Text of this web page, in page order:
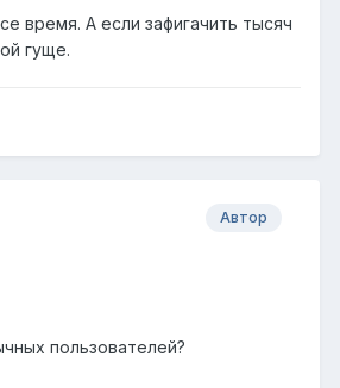
время. А если зафигачить тысяч
гуще.
Автор
пользователей?